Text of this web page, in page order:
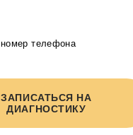
ЗАПИСАТЬСЯ НА
ДИАГНОСТИКУ